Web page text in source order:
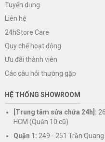
Tuyển dụng
Liên hệ
24hStore Care
Quy chế hoạt động
Ưu đãi thành viên
Các câu hỏi thường gặp
HỆ THỐNG SHOWROOM
[Trung tâm sửa chữa 24h]:
HCM (Quận 10 cũ)
Quận 1: 249 - 251 Trần Quang